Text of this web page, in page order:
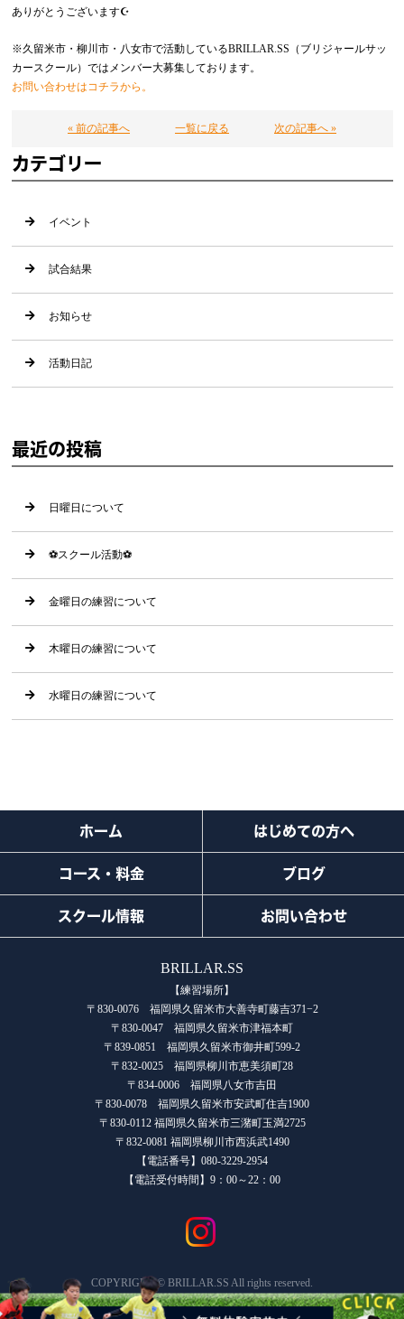
ありがとうございます☪️
※久留米市・柳川市・八女市で活動しているBRILLAR.SS（ブリジャールサッ
カースクール）ではメンバー大募集しております。
お問い合わせはコチラから。
« 前の記事へ 一覧に戻る 次の記事へ »
カテゴリー
イベント
試合結果
お知らせ
活動日記
最近の投稿
日曜日について
⚽️スクール活動⚽️
金曜日の練習について
木曜日の練習について
水曜日の練習について
ホーム はじめての方へ
コース・料金 ブログ
スクール情報 お問い合わせ
BRILLAR.SS
【練習場所】
〒830-0076 福岡県久留米市大善寺町藤吉371−2
〒830-0047 福岡県久留米市津福本町
〒839-0851 福岡県久留米市御井町599-2
〒832-0025 福岡県柳川市恵美須町28
〒834-0006 福岡県八女市吉田
〒830-0078 福岡県久留米市安武町住吉1900
〒830-0112 福岡県久留米市三潴町玉満2725
〒832-0081 福岡県柳川市西浜武1490
【電話番号】080-3229-2954
【電話受付時間】9：00～22：00
COPYRIGHT © BRILLAR.SS All rights reserved.